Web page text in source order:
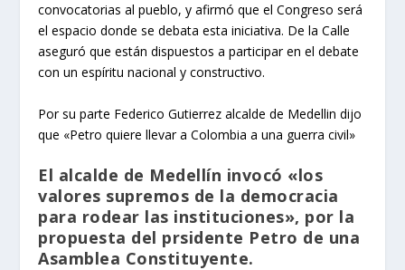
convocatorias al pueblo, y afirmó que el Congreso será
el espacio donde se debata esta iniciativa. De la Calle
aseguró que están dispuestos a participar en el debate
con un espíritu nacional y constructivo.
Por su parte Federico Gutierrez alcalde de Medellin dijo
que «Petro quiere llevar a Colombia a una guerra civil»
El alcalde de Medellín invocó «los
valores supremos de la democracia
para rodear las instituciones», por la
propuesta del prsidente Petro de una
Asamblea Constituyente.